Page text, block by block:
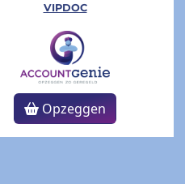
VIPDOC
Opzeggen